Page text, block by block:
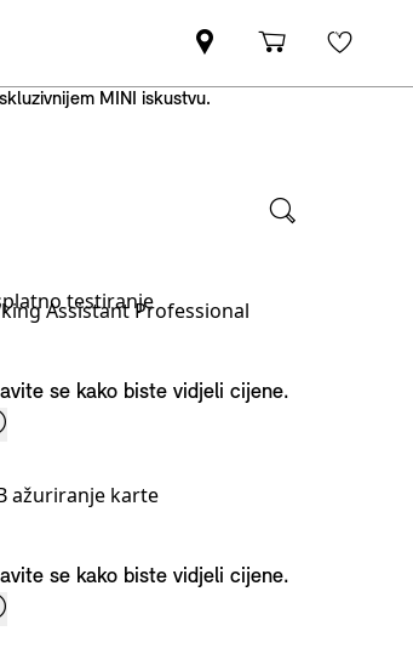
MINI iskustvu.
testiranje
Assistant Professional
se kako biste vidjeli cijene.
ažuriranje karte
se kako biste vidjeli cijene.